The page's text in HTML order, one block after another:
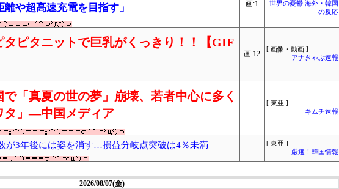
や超高速充電を目指す」
画:1
世界の憂鬱 海外・韓国
の反応
ピタニットで巨乳がくっきり！！【GIF
画:12
[ 画像・動画 ]
アナきゃぷ速報
で「真夏の世の夢」崩壊、若者中心に多く
タ」―中国メディア
[ 東亜 ]
キムチ速報
が3年後には姿を消す…損益分岐点突破は4％未満
[ 東亜 ]
厳選！韓国情報
2026/08/07(金)